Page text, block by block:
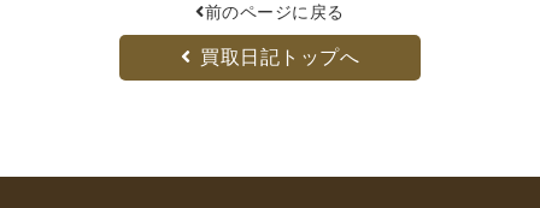
前のページに戻る
買取日記トップへ